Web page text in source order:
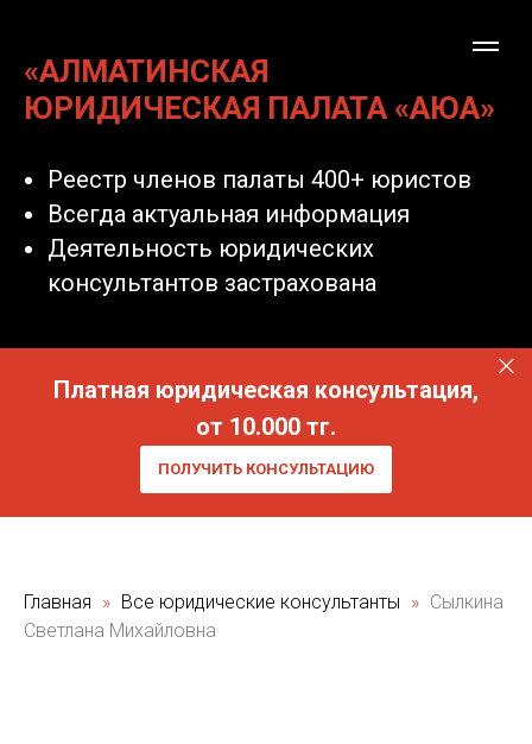
«АЛМАТИНСКАЯ
ЮРИДИЧЕСКАЯ ПАЛАТА «АЮА»
Реестр членов палаты 400+ юристов
Всегда актуальная информация
Деятельность юридических
консультантов застрахована
Платная юридическая консультация,
от 10.000 тг.
ПОЛУЧИТЬ КОНСУЛЬТАЦИЮ
Главная Все юридические консультанты
Сылкина
Светлана Михайловна